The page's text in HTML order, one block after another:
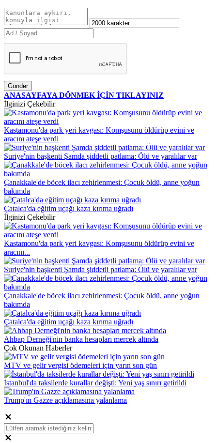
Gönder
ANASAYFAYA DÖNMEK İÇİN TIKLAYINIZ
İlginizi Çekebilir
Kastamonu'da park yeri kavgası: Komşusunu öldürüp evini ve
aracını ateşe verdi
Suriye'nin başkenti Şamda şiddetli patlama: Ölü ve yaralılar var
Çanakkale'de böcek ilacı zehirlenmesi: Çocuk öldü, anne yoğun
bakımda
Çatalca'da eğitim uçağı kaza kırıma uğradı
İlginizi Çekebilir
Kastamonu'da park yeri kavgası: Komşusunu öldürüp evini ve
aracını...
Suriye'nin başkenti Şamda şiddetli patlama: Ölü ve yaralılar var
Çanakkale'de böcek ilacı zehirlenmesi: Çocuk öldü, anne yoğun
bakımda
Çatalca'da eğitim uçağı kaza kırıma uğradı
Ahbap Derneği'nin banka hesapları mercek altında
Çok Okunan Haberler
MTV ve gelir vergisi ödemeleri için yarın son gün
İstanbul'da taksilerde kurallar değişti: Yeni yaş sınırı getirildi
Trump'ın Gazze açıklamasına yalanlama